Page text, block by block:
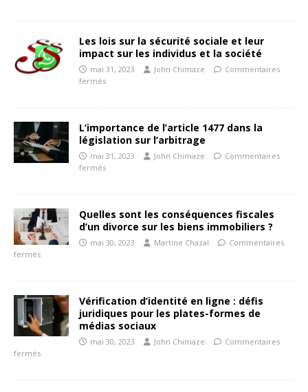
Les lois sur la sécurité sociale et leur
impact sur les individus et la société
mai 31, 2023 John Chimaze
Commentaires
fermés
L’importance de l’article 1477 dans la
législation sur l’arbitrage
mai 31, 2023 John Chimaze
Commentaires
fermés
Quelles sont les conséquences fiscales
d’un divorce sur les biens immobiliers ?
mai 30, 2023 Martine Chazal
Commentaires
fermés
Vérification d’identité en ligne : défis
juridiques pour les plates-formes de
médias sociaux
mai 30, 2023 John Chimaze
Commentaires
fermés